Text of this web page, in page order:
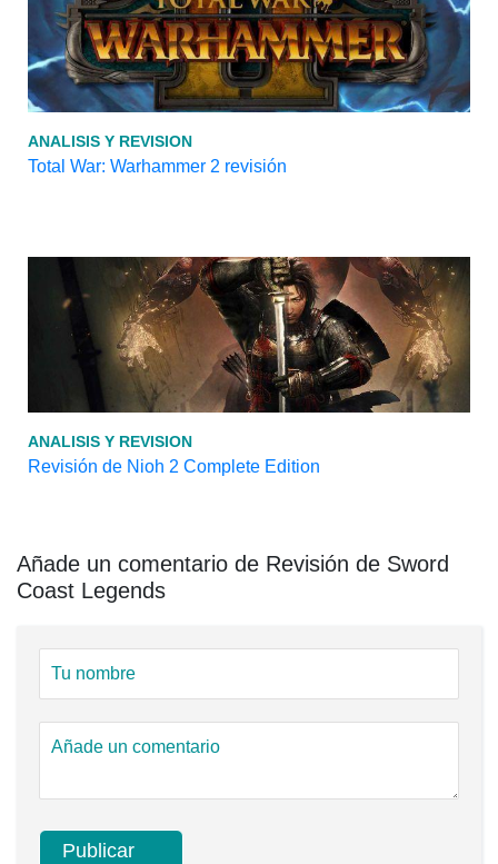
ANALISIS Y REVISION
Total War: Warhammer 2 revisión
ANALISIS Y REVISION
Revisión de Nioh 2 Complete Edition
Añade un comentario de Revisión de Sword
Coast Legends